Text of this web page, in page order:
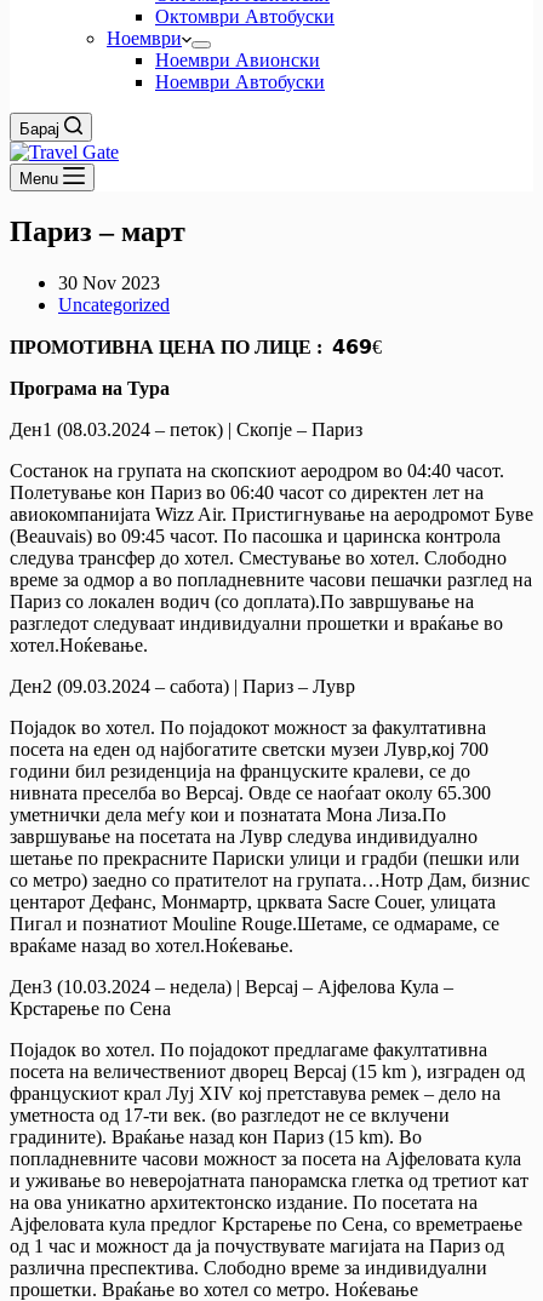
Октомври Автобуски
Ноември
Ноември Авионски
Ноември Автобуски
Барај
Menu
Париз – март
30 Nov 2023
Uncategorized
ПРОМОТИВНА ЦЕНА ПО ЛИЦЕ : 𝟰𝟲𝟵€
Програма на Тура
Ден1 (08.03.2024 – петок) | Скопје – Париз
Состанок на групата на скопскиот аеродром во 04:40 часот.
Полетување кон Париз во 06:40 часот со директен лет на
авиокомпанијата Wizz Air. Пристигнување на аеродромот Буве
(Beauvais) во 09:45 часот. По пасошка и царинска контрола
следува трансфер до хотел. Сместување во хотел. Слободно
време за одмор а во попладневните часови пешачки разглед на
Париз со локален водич (со доплата).По завршување на
разгледот следуваат индивидуални прошетки и враќање во
хотел.Ноќевање.
Ден2 (09.03.2024 – сабота) | Париз – Лувр
Појадок во хотел. По појадокот можност за факултативна
посета на еден од најбогатите светски музеи Лувр,кој 700
години бил резиденција на француските кралеви, се до
нивната преселба во Версај. Овде се наоѓаат околу 65.300
уметнички дела меѓу кои и познатата Мона Лиза.По
завршување на посетата на Лувр следува индивидуално
шетање по прекрасните Париски улици и градби (пешки или
со метро) заедно со пратителот на групата…Нотр Дам, бизнис
центарот Дефанс, Монмартр, црквата Sacre Couer, улицата
Пигал и познатиот Mouline Rouge.Шетаме, се одмараме, се
враќаме назад во хотел.Ноќевање.
Ден3 (10.03.2024 – недела) | Версај – Ајфелова Кула –
Крстарење по Сена
Појадок во хотел. По појадокот предлагаме факултативна
посета на величествениот дворец Версај (15 km ), изграден од
францускиот крал Луј XIV кој претставува ремек – дело на
уметноста од 17-ти век. (во разгледот не се вклучени
градините). Враќање назад кон Париз (15 km). Во
попладневните часови можност за посета на Ајфеловата кула
и уживање во неверојатната панорамска глетка од третиот кат
на ова уникатно архитектонско издание. По посетата на
Ајфеловата кула предлог Крстарење по Сена, со времетраење
од 1 час и можност да ја почуствувате магијата на Париз од
различна преспектива. Слободно време за индивидуални
прошетки. Враќање во хотел со метро. Ноќевање